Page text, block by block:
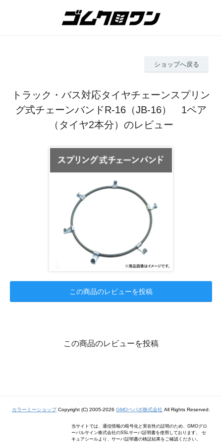
ショップへ戻る
トラック・バス対応タイヤチェーンスプリン
グ式チェーンバンドR-16（JB-16） 1ペア
（タイヤ2本分）のレビュー
この商品のレビューを投稿
この商品のレビューを投稿
カラーミーショップCopyright (C) 2005-2026 GMOペパボ株式会社 All Rights Reserved.
当サイトでは、通信情報の暗号化と実在性の証明のため、GMOグロ
ーバルサイン株式会社のSSLサーバ証明書を使用しております。 セ
キュアシールより、サーバ証明書の検証結果をご確認ください。